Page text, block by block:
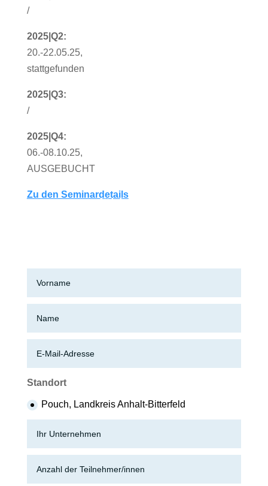
/
2025|Q2:
20.-22.05.25,
stattgefunden
2025|Q3:
/
2025|Q4:
06.-08.10.25,
AUSGEBUCHT
Zu den Seminardetails
PSAgA Befähigte Person zur
Standort
Pouch, Landkreis Anhalt-Bitterfeld